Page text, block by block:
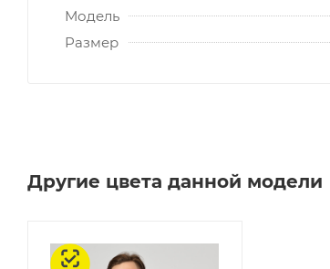
Другие цвета данной модели
Честный знак
Модель
Размер